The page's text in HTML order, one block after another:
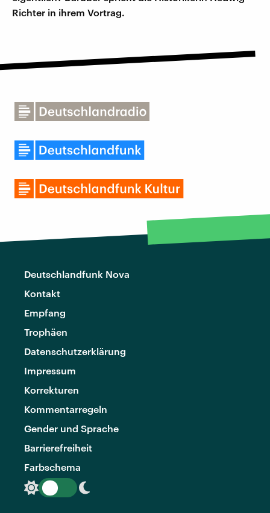
Richter in ihrem Vortrag.
Deutschlandfunk Nova
Kontakt
Empfang
Trophäen
Datenschutzerklärung
Impressum
Korrekturen
Kommentarregeln
Gender und Sprache
Barrierefreiheit
Farbschema